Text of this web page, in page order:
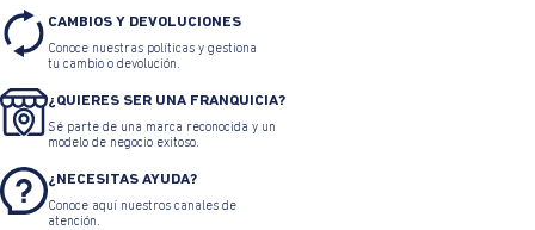
CAMBIOS Y DEVOLUCIONES
Conoce nuestras políticas y gestiona
tu cambio o devolución.
¿QUIERES SER UNA FRANQUICIA?
Sé parte de una marca reconocida y un
modelo de negocio exitoso.
¿NECESITAS AYUDA?
Conoce aquí nuestros canales de
atención.